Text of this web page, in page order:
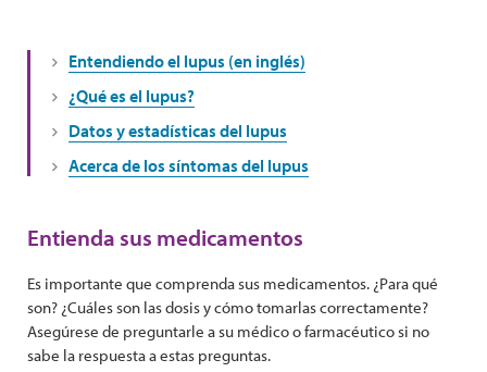
Entendiendo el lupus (en inglés)
¿Qué es el lupus?
Datos y estadísticas del lupus
Acerca de los síntomas del lupus
Entienda sus medicamentos
Es importante que comprenda sus medicamentos. ¿Para qué
son? ¿Cuáles son las dosis y cómo tomarlas correctamente?
Asegúrese de preguntarle a su médico o farmacéutico si no
sabe la respuesta a estas preguntas.